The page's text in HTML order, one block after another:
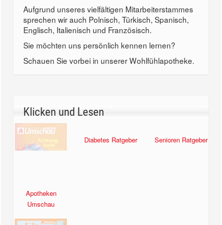
Aufgrund unseres vielfältigen Mitarbeiterstammes
sprechen wir auch Polnisch, Türkisch, Spanisch,
Englisch, Italienisch und Französisch.
Sie möchten uns persönlich kennen lernen?
Schauen Sie vorbei in unserer Wohlfühlapotheke.
Klicken und Lesen
Apotheken
Umschau